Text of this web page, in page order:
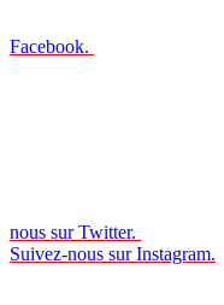
Facebook.
nous sur Twitter.
Suivez-nous sur Instagram.